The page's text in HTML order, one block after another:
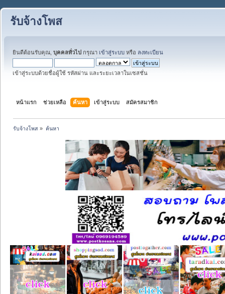
รับจ้างโพส
ยินดีต้อนรับคุณ, บุคคลทั่วไป กรุณา เข้าสู่ระบบ หรือ ลงทะเบียน
เข้าสู่ระบบด้วยชื่อผู้ใช้ รหัสผ่าน และระยะเวลาในเซสชั่น
หน้าแรก ช่วยเหลือ ค้นหา เข้าสู่ระบบ สมัครสมาชิก
รับจ้างโพส » ค้นหา